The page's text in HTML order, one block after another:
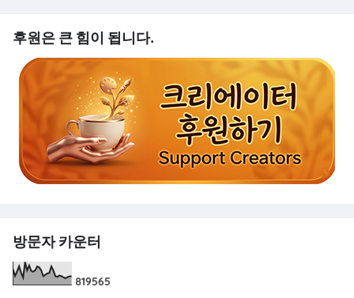
후원은 큰 힘이 됩니다.
방문자 카운터
819565